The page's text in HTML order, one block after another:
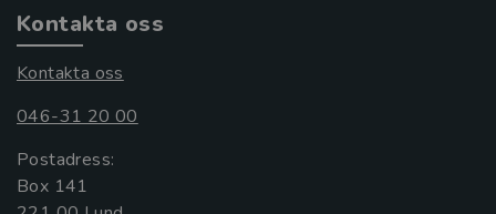
Kontakta oss
Kontakta oss
046-31 20 00
Postadress:
Box 141